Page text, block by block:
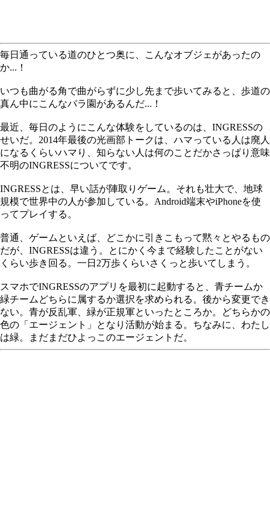
毎日通っている道のひとつ奥に、こんなオブジェがあったの
か...！
いつも曲がる角で曲がらずに少し先まで歩いてみると、歩道の
真ん中にこんなバラ園があるんだ...！
最近、毎日のようにこんな体験をしているのは、INGRESSの
せいだ。2014年最後の光画部トークは、ハマっている人は廃人
になるくらいハマり、知らない人は何のことだかさっぱり意味
不明のINGRESSについてです。
INGRESSとは、早い話が陣取りゲーム。それも壮大で、地球
規模で世界中の人が参加している。Android端末やiPhoneを使
ってプレイする。
普通、ゲームといえば、どこかに引きこもって黙々とやるもの
だが、INGRESSは違う。とにかく今まで経験したことがない
くらい歩き回る。一日2万歩くらいさくっと歩いてしまう。
スマホでINGRESSのアプリを最初に起動すると、青チームか
緑チームどちらに属するか選択を求められる。後から変更でき
ない。青が反乱軍、緑が正規軍といったところか。どちらかの
色の「エージェント」となり活動が始まる。ちなみに、わたし
は緑。まだまだひよっこのエージェントだ。